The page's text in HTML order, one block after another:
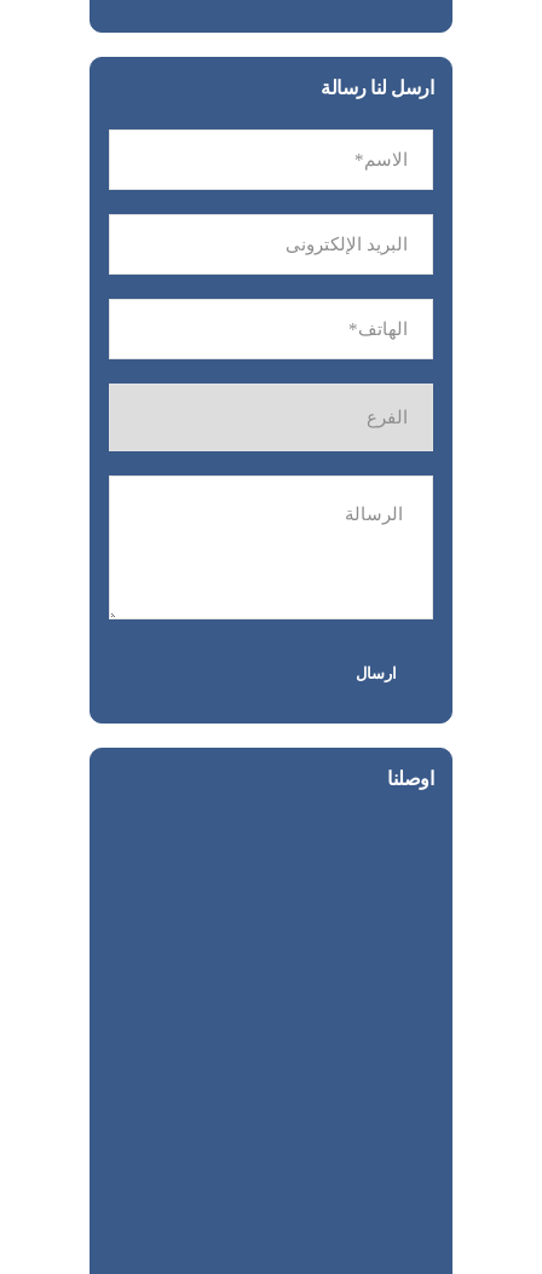
ارسل لنا رسالة
اوصلنا